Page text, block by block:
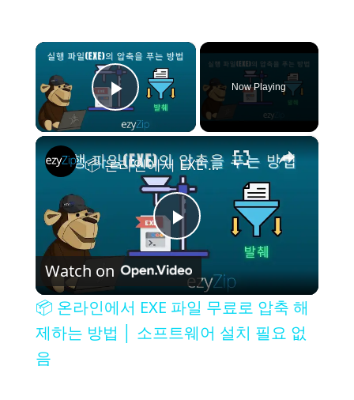
×
Play Video
Now Playing
×
P
a
📦 온라인에서 EXE 파일 무료로 압축 해제하는 방법 │ 소프트웨어 설치 필요 없음
Watch on
📦 온라인에서 EXE 파일 무료로 압축 해
제하는 방법 │ 소프트웨어 설치 필요 없
음